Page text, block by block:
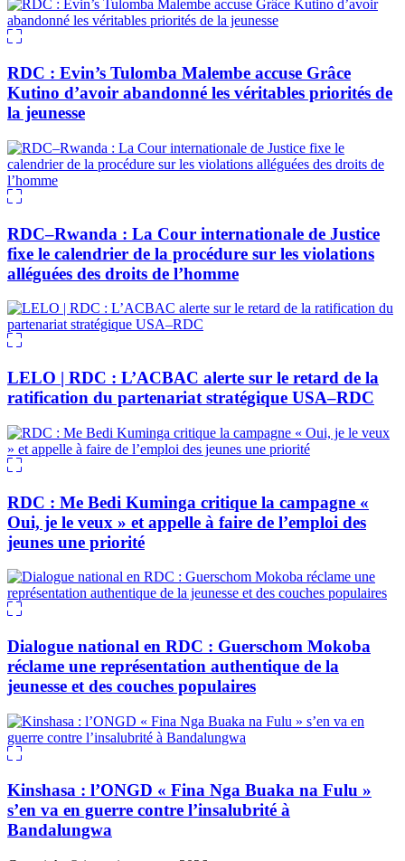
RDC : Evin’s Tulomba Malembe accuse Grâce
Kutino d’avoir abandonné les véritables priorités de
la jeunesse
RDC–Rwanda : La Cour internationale de Justice
fixe le calendrier de la procédure sur les violations
alléguées des droits de l’homme
LELO | RDC : L’ACBAC alerte sur le retard de la
ratification du partenariat stratégique USA–RDC
RDC : Me Bedi Kuminga critique la campagne «
Oui, je le veux » et appelle à faire de l’emploi des
jeunes une priorité
Dialogue national en RDC : Guerschom Mokoba
réclame une représentation authentique de la
jeunesse et des couches populaires
Kinshasa : l’ONGD « Fina Nga Buaka na Fulu »
s’en va en guerre contre l’insalubrité à
Bandalungwa